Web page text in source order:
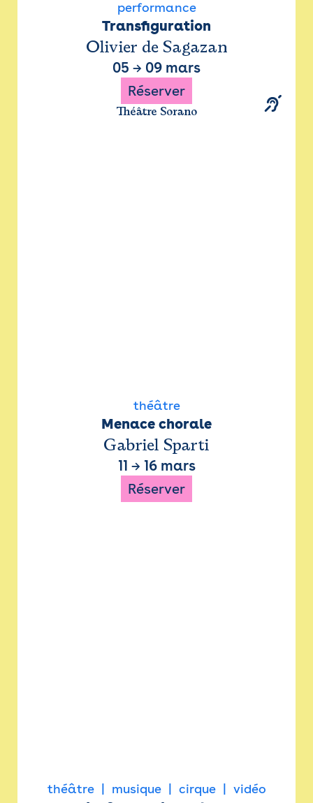
performance
Transfiguration
Olivier de Sagazan
05 → 09 mars
Réserver
Théâtre Sorano
théâtre
Menace chorale
Gabriel Sparti
11 → 16 mars
Réserver
théâtre musique cirque vidéo